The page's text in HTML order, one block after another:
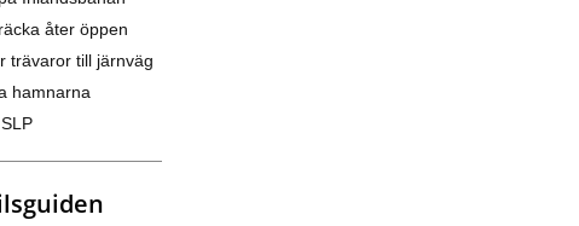
åter öppen
trävaror till järnväg
hamnarna